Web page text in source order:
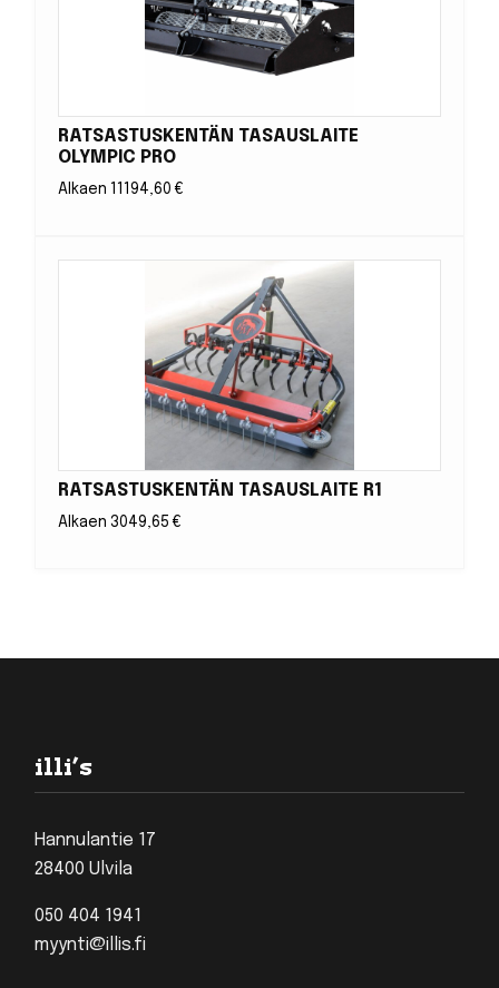
RATSASTUSKENTÄN TASAUSLAITE
OLYMPIC PRO
Alkaen 11194,60€
RATSASTUSKENTÄN TASAUSLAITE R1
Alkaen 3049,65€
illi’s
Hannulantie 17
28400 Ulvila
050 404 1941
myynti@illis.fi